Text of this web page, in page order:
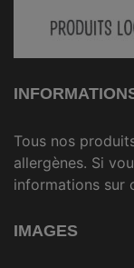
Tous nos
allergènes. Si
informations sur
IMAGES